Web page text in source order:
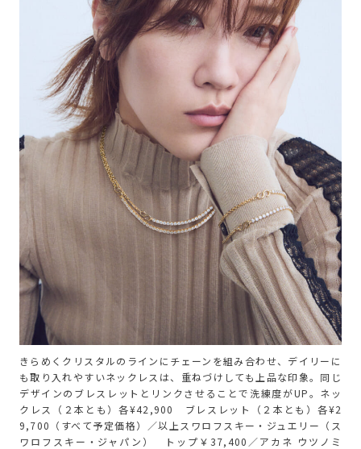
きらめくクリスタルのラインにチェーンを組み合わせ、デイリーに
も取り入れやすいネックレスは、重ねづけしても上品な印象。同じ
デザインのブレスレットとリンクさせることで洗練度がUP。ネッ
クレス（２本とも）各¥42,900 ブレスレット（２本とも）各¥2
9,700（すべて予定価格）／以上スワロフスキー・ジュエリー（ス
ワロフスキー・ジャパン） トップ￥37,400／アカネ ウツノミ